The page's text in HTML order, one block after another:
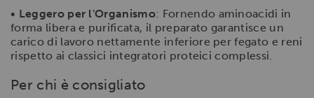
• Leggero per l'Organismo: Fornendo aminoacidi in
forma libera e purificata, il preparato garantisce un
carico di lavoro nettamente inferiore per fegato e reni
rispetto ai classici integratori proteici complessi.
Per chi è consigliato